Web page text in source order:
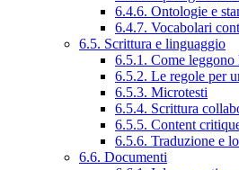
6.4.6. Ontologie e
6.4.7. Vocabolari
6.5. Scrittura e linguaggio
6.5.1. Come leggono
6.5.2. Le regole per
6.5.3. Microtesti
6.5.4. Scrittura
6.5.5. Content
6.5.6. Traduzione e
6.6. Documenti